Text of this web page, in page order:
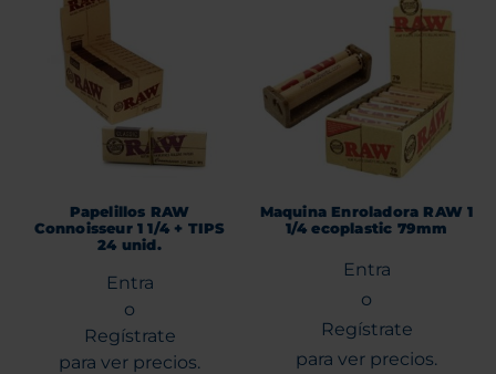
Papelillos RAW
Connoisseur 1 1/4 + TIPS
24 unid.
Entra
o
Regístrate
para ver precios.
Maquina Enroladora RAW 1
1/4 ecoplastic 79mm
Entra
o
Regístrate
para ver precios.